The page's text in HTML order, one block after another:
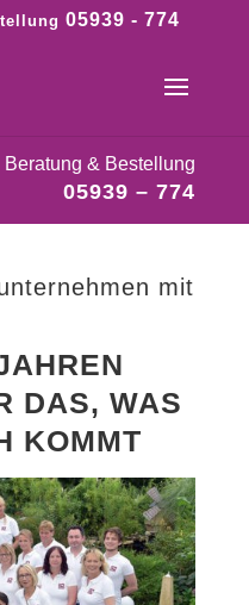
05939 - 774
Beratung & Bestellung
05939 – 774
mit
DAS, WAS
KOMMT